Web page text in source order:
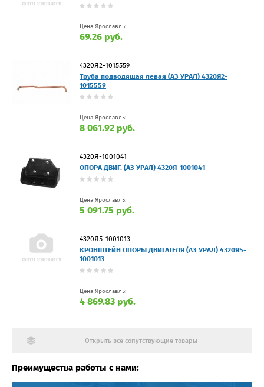
Цена Ярославль:
69.26 руб.
4320Я2-1015559
Труба подводящая левая (АЗ УРАЛ) 4320Я2-
1015559
Цена Ярославль:
8 061.92 руб.
4320Я-1001041
ОПОРА ДВИГ. (АЗ УРАЛ) 4320Я-1001041
Цена Ярославль:
5 091.75 руб.
4320Я5-1001013
КРОНШТЕЙН ОПОРЫ ДВИГАТЕЛЯ (АЗ УРАЛ) 4320Я5-
1001013
Цена Ярославль:
4 869.83 руб.
Открыть все сопутствующие товары
Преимущества работы с нами: